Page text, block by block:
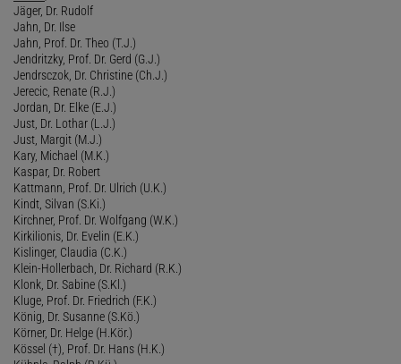
Jäger, Dr. Rudolf
Jahn, Dr. Ilse
Jahn, Prof. Dr. Theo (T.J.)
Jendritzky, Prof. Dr. Gerd (G.J.)
Jendrsczok, Dr. Christine (Ch.J.)
Jerecic, Renate (R.J.)
Jordan, Dr. Elke (E.J.)
Just, Dr. Lothar (L.J.)
Just, Margit (M.J.)
Kary, Michael (M.K.)
Kaspar, Dr. Robert
Kattmann, Prof. Dr. Ulrich (U.K.)
Kindt, Silvan (S.Ki.)
Kirchner, Prof. Dr. Wolfgang (W.K.)
Kirkilionis, Dr. Evelin (E.K.)
Kislinger, Claudia (C.K.)
Klein-Hollerbach, Dr. Richard (R.K.)
Klonk, Dr. Sabine (S.Kl.)
Kluge, Prof. Dr. Friedrich (F.K.)
König, Dr. Susanne (S.Kö.)
Körner, Dr. Helge (H.Kör.)
Kössel (†), Prof. Dr. Hans (H.K.)